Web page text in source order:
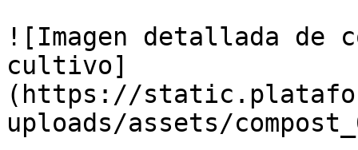
![Imagen detallada de
cultivo]
(https://
uploads/assets/